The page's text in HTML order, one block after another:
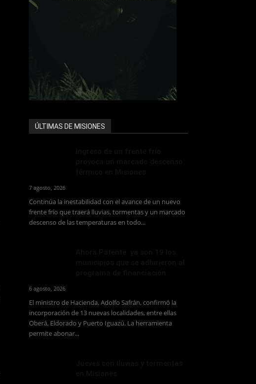
ÚLTIMAS DE MISIONES
7 agosto, 2026
Continúa la inestabilidad con el avance de un nuevo
frente frío que traerá lluvias, tormentas y un marcado
descenso de las temperaturas en todo...
6 agosto, 2026
El ministro de Hacienda, Adolfo Safrán, confirmó la
incorporación de 13 nuevas localidades, entre ellas
Oberá, Eldorado y Puerto Iguazú. La herramienta
permite abonar...